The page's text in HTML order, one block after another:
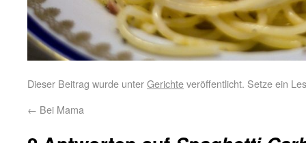
Dieser Beitrag wurde unterGerichteveröffentlicht. Setze ein
← Bei Mama